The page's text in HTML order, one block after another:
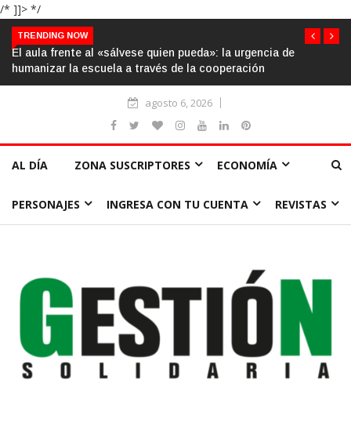
/* ]]> */
TRENDING NOW
El aula frente al «sálvese quien pueda»: la urgencia de
humanizar la escuela a través de la cooperación
agosto 6, 2026
AL DÍA ZONA SUSCRIPTORES ECONOMÍA
PERSONAJES INGRESA CON TU CUENTA REVISTAS